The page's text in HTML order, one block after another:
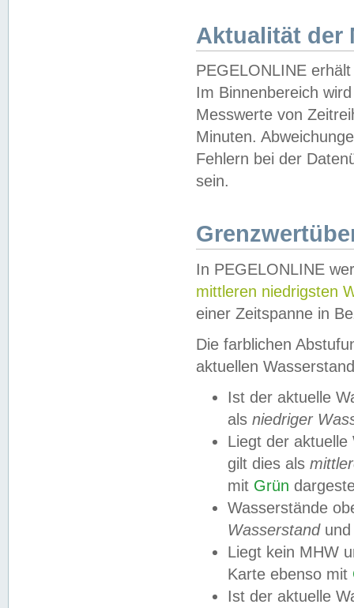
Aktualität der
PEGELONLINE
Im Binnenbereich
Messwerte von
Minuten.
Fehlern bei der
sein.
In PEGELONLINE
mittleren niedrigsten
einer Zeitspanne in
Die farblichen
aktuellen
Ist der aktuelle
als niedriger
Liegt der
gilt dies als
mit Grün
Wasserstände
Wasserstandund
Liegt kein MHW
Karte ebenso mit
Ist der aktuelle